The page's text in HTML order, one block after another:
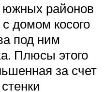
южных районов
домом косого
под ним
Плюсы этого
за счет